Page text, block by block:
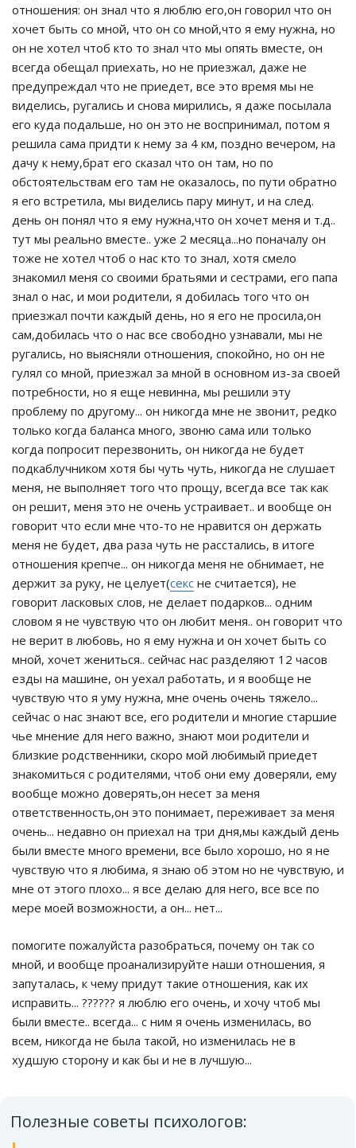
отношения: он знал что я люблю его,он говорил что он
хочет быть со мной, что он со мной,что я ему нужна, но
он не хотел чтоб кто то знал что мы опять вместе, он
всегда обещал приехать, но не приезжал, даже не
предупреждал что не приедет, все это время мы не
виделись, ругались и снова мирились, я даже посылала
его куда подальше, но он это не воспринимал, потом я
решила сама придти к нему за 4 км, поздно вечером, на
дачу к нему,брат его сказал что он там, но по
обстоятельствам его там не оказалось, по пути обратно
я его встретила, мы виделись пару минут, и на след.
день он понял что я ему нужна,что он хочет меня и т.д..
тут мы реально вместе.. уже 2 месяца...но поначалу он
тоже не хотел чтоб о нас кто то знал, хотя смело
знакомил меня со своими братьями и сестрами, его папа
знал о нас, и мои родители, я добилась того что он
приезжал почти каждый день, но я его не просила,он
сам,добилась что о нас все свободно узнавали, мы не
ругались, но выясняли отношения, спокойно, но он не
гулял со мной, приезжал за мной в основном из-за своей
потребности, но я еще невинна, мы решили эту
проблему по другому... он никогда мне не звонит, редко
только когда баланса много, звоню сама или только
когда попросит перезвонить, он никогда не будет
подкаблучником хотя бы чуть чуть, никогда не слушает
меня, не выполняет того что прощу, всегда все так как
он решит, меня это не очень устраивает.. и вообще он
говорит что если мне что-то не нравится он держать
меня не будет, два раза чуть не расстались, в итоге
отношения крепче... он никогда меня не обнимает, не
держит за руку, не целует(секс не считается), не
говорит ласковых слов, не делает подарков... одним
словом я не чувствую что он любит меня.. он говорит что
не верит в любовь, но я ему нужна и он хочет быть со
мной, хочет жениться.. сейчас нас разделяют 12 часов
езды на машине, он уехал работать, и я вообще не
чувствую что я уму нужна, мне очень очень тяжело...
сейчас о нас знают все, его родители и многие старшие
чье мнение для него важно, знают мои родители и
близкие родственники, скоро мой любимый приедет
знакомиться с родителями, чтоб они ему доверяли, ему
вообще можно доверять,он несет за меня
ответственность,он это понимает, переживает за меня
очень... недавно он приехал на три дня,мы каждый день
были вместе много времени, все было хорошо, но я не
чувствую что я любима, я знаю об этом но не чувствую, и
мне от этого плохо... я все делаю для него, все все по
мере моей возможности, а он... нет...
помогите пожалуйста разобраться, почему он так со
мной, и вообще проанализируйте наши отношения, я
запуталась, к чему придут такие отношения, как их
исправить... ?????? я люблю его очень, и хочу чтоб мы
были вместе.. всегда... с ним я очень изменилась, во
всем, никогда не была такой, но изменилась не в
худшую сторону и как бы и не в лучшую...
Полезные советы психологов: